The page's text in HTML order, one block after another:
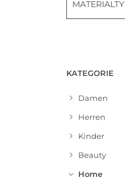
KATEGORIE
Damen
Herren
Kinder
Beauty
Home